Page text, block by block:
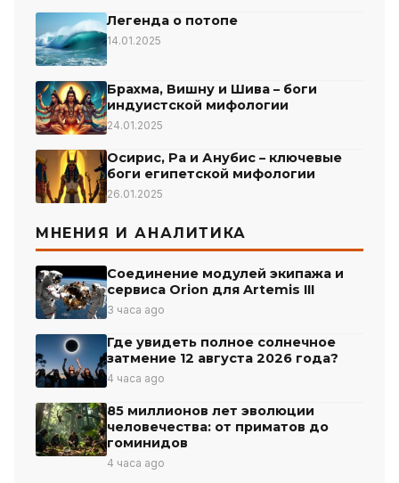
Легенда о потопе
14.01.2025
Брахма, Вишну и Шива – боги
индуистской мифологии
24.01.2025
Осирис, Ра и Анубис – ключевые
боги египетской мифологии
26.01.2025
МНЕНИЯ И АНАЛИТИКА
Соединение модулей экипажа и
сервиса Orion для Artemis III
3 часа ago
Где увидеть полное солнечное
затмение 12 августа 2026 года?
4 часа ago
85 миллионов лет эволюции
человечества: от приматов до
гоминидов
4 часа ago